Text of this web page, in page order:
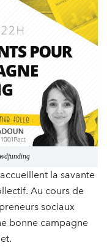
la savante
Au cours de
sociaux
bonne campagne